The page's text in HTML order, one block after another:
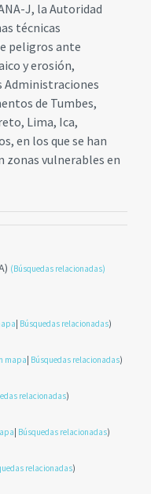
J, la Autoridad
técnicas
peligros ante
y erosión,
Administraciones
de Tumbes,
Lima, Ica,
en los que se han
zonas vulnerables en
(Búsquedas relacionadas)
Búsquedas relacionadas)
mapa Búsquedas relacionadas)
relacionadas)
Búsquedas relacionadas)
relacionadas)